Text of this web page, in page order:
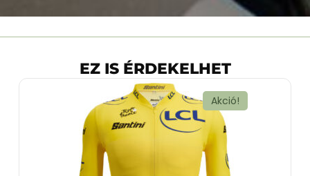
EZ IS ÉRDEKELHET
Akció!